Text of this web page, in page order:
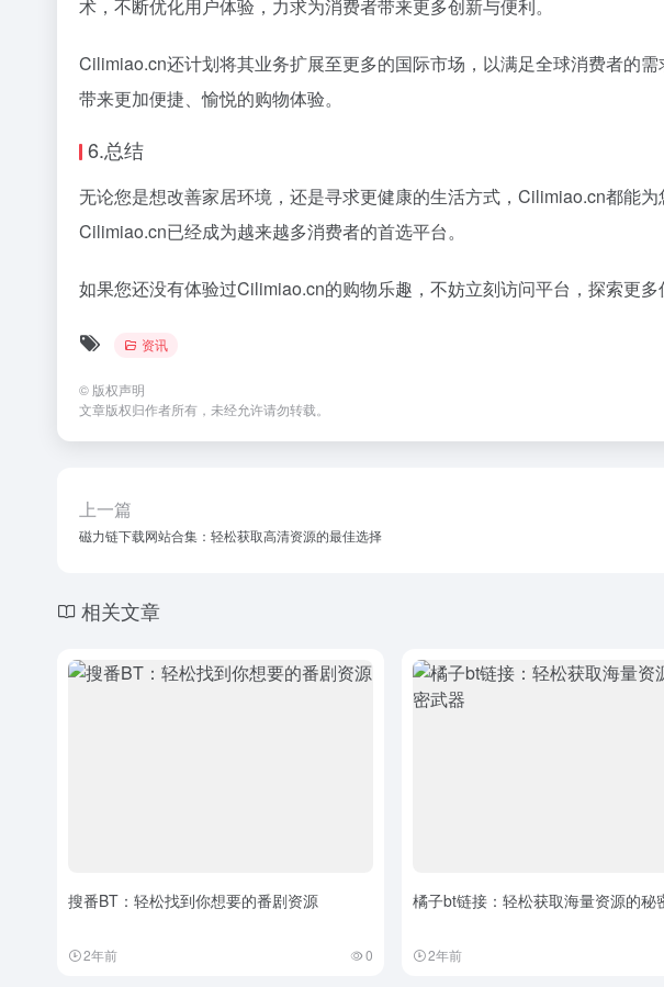
术，不断优化用户体验，力求为消费者带来更多创新与便利。
Cilimiao.cn还计划将其业务扩展至更多的国际市场，以满足全球消费者的
带来更加便捷、愉悦的购物体验。
6.总结
无论您是想改善家居环境，还是寻求更健康的生活方式，Cilimiao.cn都能
Cilimiao.cn已经成为越来越多消费者的首选平台。
如果您还没有体验过Cilimiao.cn的购物乐趣，不妨立刻访问平台，探索更
资讯
© 版权声明
文章版权归作者所有，未经允许请勿转载。
上一篇
磁力链下载网站合集：轻松获取高清资源的最佳选择
相关文章
搜番BT：轻松找到你想要的番剧资源
2年前 0
橘子bt链接：轻松获取海量资源的秘
2年前